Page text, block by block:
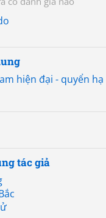
hiện đại - quyển hạ
tác giả